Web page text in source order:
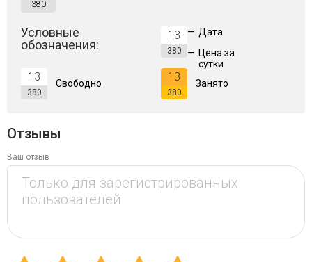
380
Условные
обозначения:
13
380
— Дата
— Цена за
сутки
13
380
Свободно
13
380
Занято
Отзывы
Ваш отзыв